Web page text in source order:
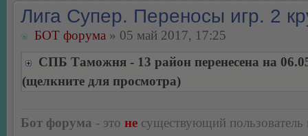
Лига Супер. Переносы игр. 2
БОТ форума » 05 май 2017, 17:25
СПБ Таможня - 13 район перенесена на
(щелкните для просмотра)
Бот форума - это не существующий пользователь